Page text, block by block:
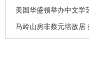
美国华盛顿举办中文学
马岭山房非蔡元培故居